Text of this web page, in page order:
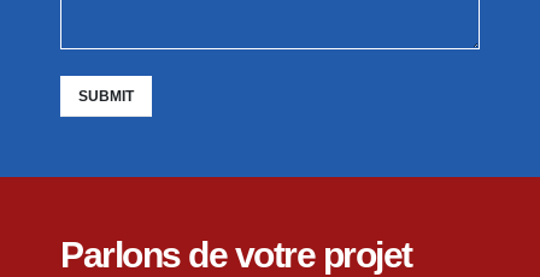
Parlons de votre projet